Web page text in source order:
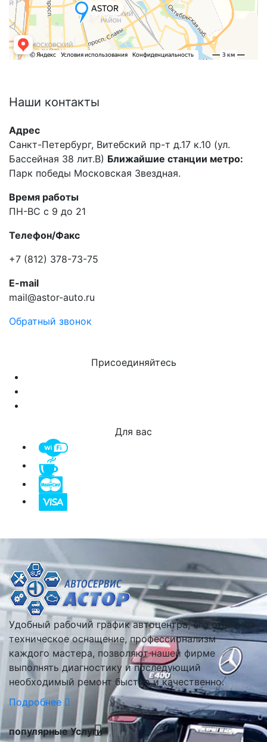
Наши контакты
Адрес
Санкт-Петербург, Витебский пр-т д.17 к.10 (ул.
Бассейная 38 лит.В) Ближайшие станции метро:
Парк победы Московская Звездная.
Время работы
ПН-ВС с 9 до 21
Телефон/Факс
+7 (812) 378-73-75
E-mail
mail@astor-auto.ru
Обратный звонок
Присоединяйтесь
Для вас
Удобный рабочий график автоцентра, его отличное
техническое оснащение, профессионализм
каждого мастера, позволяют нашей фирме
выполнять диагностику и последующий
необходимый ремонт быстро и качественно.
Подробнее
популярные Услуги